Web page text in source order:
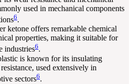
used in mechanical components
6.
ketone offers remarkable chemical
properties, making it suitable for
industries6.
is known for its insulating
used extensively in
sectors6.